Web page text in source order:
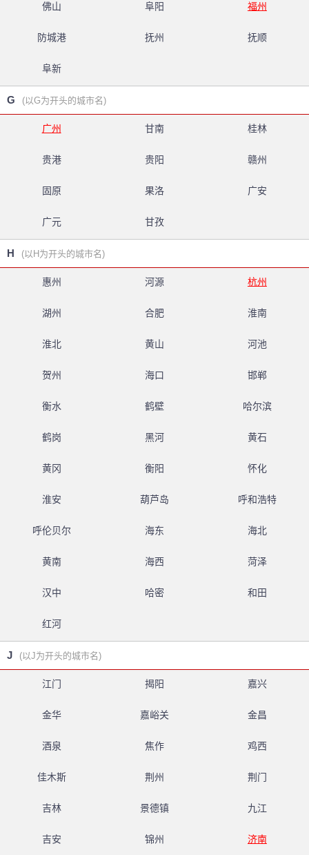
佛山 阜阳 福州
防城港 抚州 抚顺
阜新
G (以G为开头的城市名)
广州 甘南 桂林
贵港 贵阳 赣州
固原 果洛 广安
广元 甘孜
H (以H为开头的城市名)
惠州 河源 杭州
湖州 合肥 淮南
淮北 黄山 河池
贺州 海口 邯郸
衡水 鹤壁 哈尔滨
鹤岗 黑河 黄石
黄冈 衡阳 怀化
淮安 葫芦岛 呼和浩特
呼伦贝尔 海东 海北
黄南 海西 菏泽
汉中 哈密 和田
红河
J (以J为开头的城市名)
江门 揭阳 嘉兴
金华 嘉峪关 金昌
酒泉 焦作 鸡西
佳木斯 荆州 荆门
吉林 景德镇 九江
吉安 锦州 济南